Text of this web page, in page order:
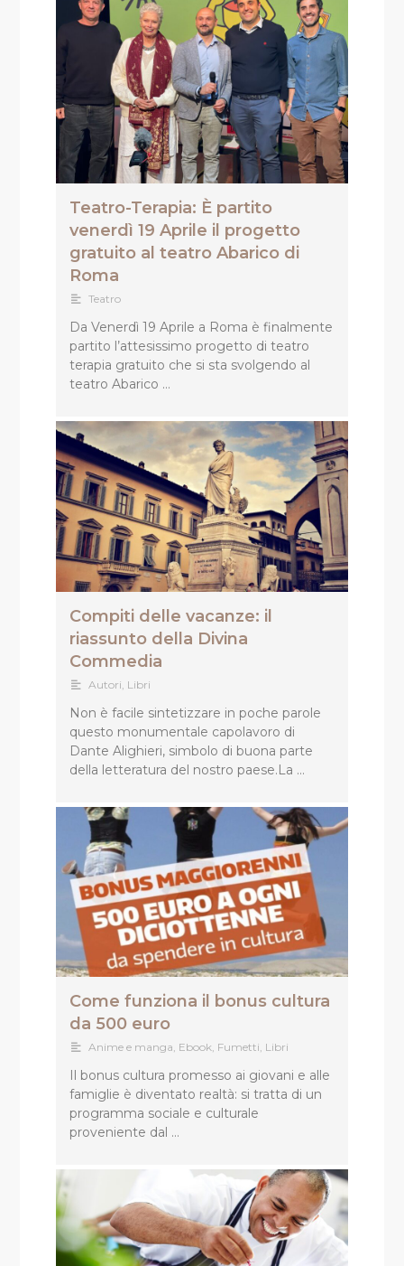
Teatro-Terapia: È partito
venerdì 19 Aprile il progetto
gratuito al teatro Abarico di
Roma
Teatro
Da Venerdì 19 Aprile a Roma è finalmente
partito l’attesissimo progetto di teatro
terapia gratuito che si sta svolgendo al
teatro Abarico …
Compiti delle vacanze: il
riassunto della Divina
Commedia
Autori Libri
Non è facile sintetizzare in poche parole
questo monumentale capolavoro di
Dante Alighieri, simbolo di buona parte
della letteratura del nostro paese.La …
Come funziona il bonus cultura
da 500 euro
Anime e manga, Ebook, Fumetti, Libri
Il bonus cultura promesso ai giovani e alle
famiglie è diventato realtà: si tratta di un
programma sociale e culturale
proveniente dal …